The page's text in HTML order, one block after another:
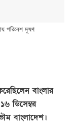
পরিবেশ দূষণ
বাংলার
ডিসেম্বর
বাংলাদেশ।